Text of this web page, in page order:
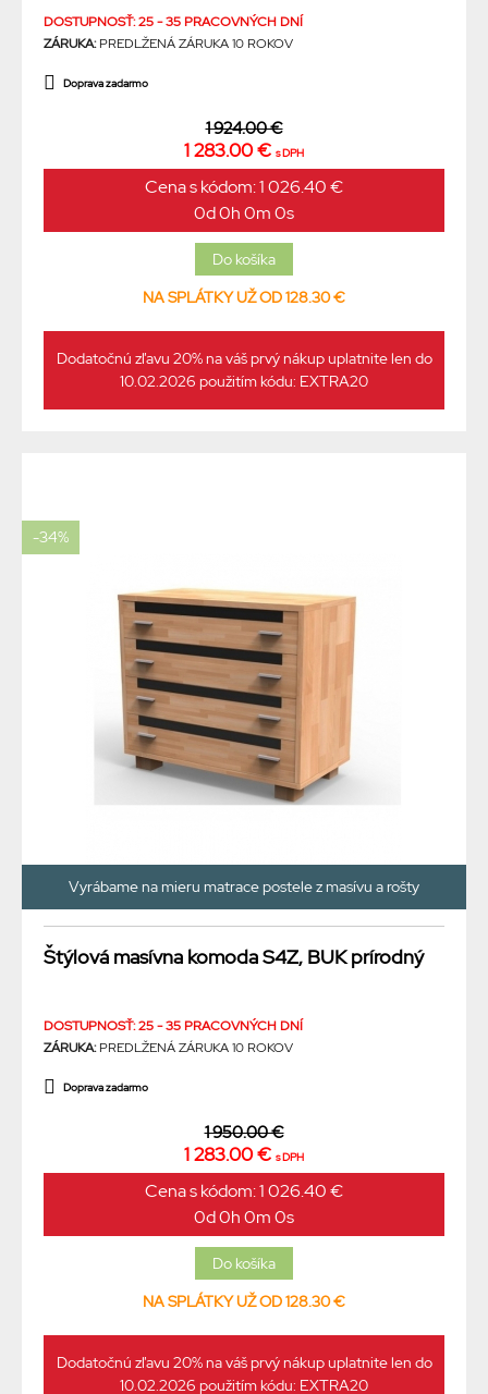
DOSTUPNOSŤ: 25 - 35 PRACOVNÝCH DNÍ
ZÁRUKA:PREDLŽENÁ ZÁRUKA 10 ROKOV
Doprava zadarmo
1 924.00 €
1 283.00 € s DPH
Cena s kódom: 1 026.40 €
0d 0h 0m 0s
NA SPLÁTKY UŽ OD 128.30 €
Dodatočnú zľavu 20% na váš prvý nákup uplatnite len do
10.02.2026 použitím kódu: EXTRA20
-34%
Vyrábame na mieru matrace postele z masívu a rošty
Štýlová masívna komoda S4Z, BUK prírodný
DOSTUPNOSŤ: 25 - 35 PRACOVNÝCH DNÍ
ZÁRUKA:PREDLŽENÁ ZÁRUKA 10 ROKOV
Doprava zadarmo
1 950.00 €
1 283.00 € s DPH
Cena s kódom: 1 026.40 €
0d 0h 0m 0s
NA SPLÁTKY UŽ OD 128.30 €
Dodatočnú zľavu 20% na váš prvý nákup uplatnite len do
10.02.2026 použitím kódu: EXTRA20